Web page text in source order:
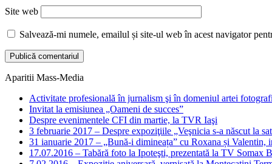
Site web
Salvează-mi numele, emailul și site-ul web în acest navigator
Aparitii Mass-Media
Activitate profesională în jurnalism şi în domeniul artei
Invitat la emisiunea „Oameni de succes”
Despre evenimentele CFI din martie, la TVR Iaşi
3 februarie 2017 – Despre expoziţiile „Veşnicia s-a născut la
31 ianuarie 2017 – „Bună-i dimineața” cu Roxana și Valentin,
17.07.2016 – Tabără foto la Ipoteşti, prezentată la TV Somax